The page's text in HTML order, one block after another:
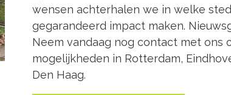
wensen achterhalen we in welke
gegarandeerd impact maken.
Neem vandaag nog contact met ons
mogelijkheden in Rotterdam,
Den Haag.